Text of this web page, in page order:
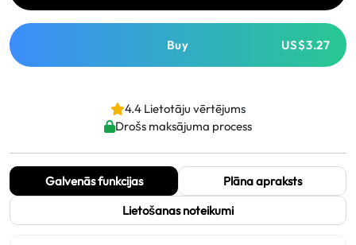
Buy US$3.27
4.4 Lietotāju vērtējums
Drošs maksājuma process
Galvenās funkcijas
Plāna apraksts
Lietošanas noteikumi